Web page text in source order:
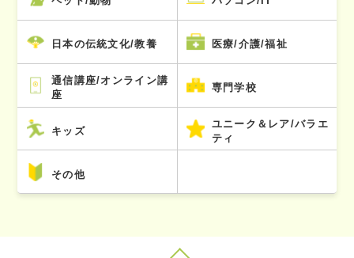
日本の伝統文化/教養 医療/介護/福祉
通信講座/オンライン講
座
専門学校
キッズ
ユニーク＆レア/バラエ
ティ
その他